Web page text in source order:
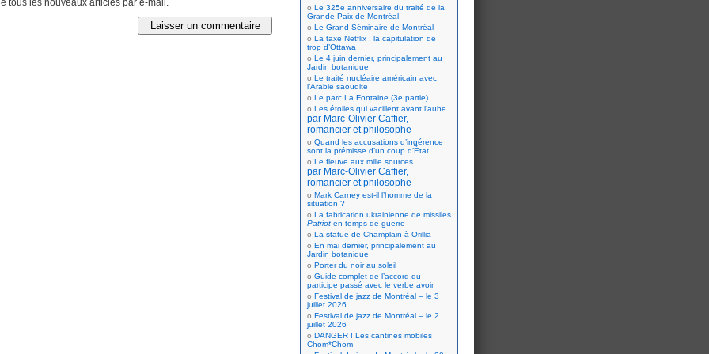
Le 325e anniversaire du traité de la
Grande Paix de Montréal
Le Grand Séminaire de Montréal
La taxe Netflix : la capitulation de
trop d’Ottawa
Le 4 juin dernier, principalement au
Jardin botanique
Le traité nucléaire américain avec
l’Arabie saoudite
Le parc La Fontaine (3e partie)
Les étoiles qui vacillent avant l’aube
par Marc-Olivier Caffier,
romancier et philosophe
Quand les accusations d’ingérence
sont la prémisse d’un coup d’État
Le fleuve aux mille sources
par Marc-Olivier Caffier,
romancier et philosophe
Mark Carney est-il l’homme de la
situation ?
La fabrication ukrainienne de missiles
Patriot en temps de guerre
La statue de Champlain à Orillia
En mai dernier, principalement au
Jardin botanique
Porter du noir au soleil
Guide complet de l’accord du
participe passé avec le verbe avoir
Festival de jazz de Montréal – le 3
juillet 2026
Festival de jazz de Montréal – le 2
juillet 2026
DANGER ! Les cantines mobiles
Chom*Chom